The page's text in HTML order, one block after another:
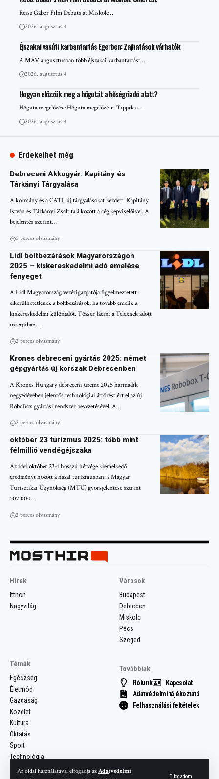
Az oldal használatával elfogadja az Adatvédelmi
Elfogadom
Reisz Gábor Film Debuts at Miskolc…
2026. augusztus 4
Éjszakai vasúti karbantartás Egerben: Zajhatások várhatók
A MÁV augusztusban több éjszakai karbantartást…
2026. augusztus 4
Hogyan előzzük meg a hőgutát a hőségriadó alatt?
Hőguta megelőzése Hőguta megelőzése: Tippek a…
2026. augusztus 4
Érdekelhet még
Debreceni Akkugyár: Kapitány és
Tárkányi Tárgyalása
A kormány és a CATL új tárgyalásokat kezdett. Kapitány
István és Tárkányi Zsolt találkozott a cég képviselőivel. A
bejelentés szerint…
5 perces olvasmány
Lidl boltbezárások Magyarországon
2025 – kiskereskedelmi adó emelése
fenyeget
A Lidl Magyarország vezérigazgatója figyelmeztetett:
elkerülhetetlenek a boltbezárások, ha tovább emelik a
kiskereskedelmi különadót. Tőzsér Jácint a Telexnek adott
interjúban…
2 perces olvasmány
Krones debreceni gyártás 2025: német
gépgyártás új korszak Debrecenben
A Krones Hungary debreceni üzeme 2025 harmadik
negyedévében jelentős technológiai áttörést ért el az új
RoboBox gyártási rendszer bevezetésével. A…
2 perces olvasmány
október 23 turizmus 2025: több mint
félmillió vendégéjszaka
Az idei október 23-i hosszú hétvége kiemelkedő
eredményt hozott a hazai turizmusban: a Magyar
Turisztikai Ügynökség (MTÜ) gyorsjelentése szerint
507.000…
2 perces olvasmány
Hírek
Itthon
Nagyvilág
Városok
Budapest
Debrecen
Miskolc
Pécs
Szeged
Témák
Egészség
Életmód
Gazdaság
Közélet
Kultúra
Oktatás
Sport
Technológia
Továbbiak
Rólunk
Kapcsolat
Adatvédelmi tájékoztató
Felhasználási feltételek